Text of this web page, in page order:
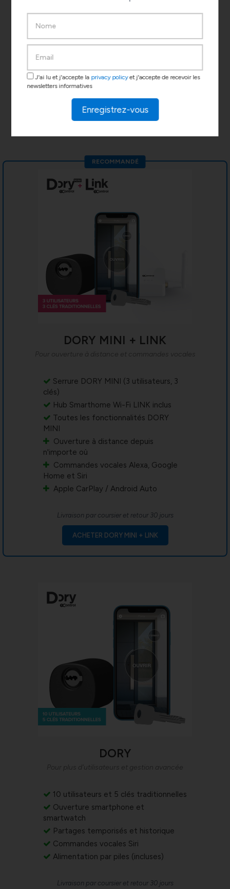
3 utilisateurs et 3 clés traditionnelles
Ouverture smartphone et
smartwatch
Alimentation par piles (incluses)
Livraison par coursier et retour 30 jours
ACHETER DORY MINI
RECOMMANDÉ
DORY MINI + LINK
Serrure DORY MINI (3 utilisateurs, 3
clés)
Hub Smarthome Wi-Fi LINK inclus
Toutes les fonctionnalités DORY
MINI
Ouverture à distance depuis
n'importe où
Commandes vocales Alexa, Google
Home et Siri
Apple CarPlay / Android Auto
Livraison par coursier et retour 30 jours
ACHETER DORY MINI + LINK
DORY
10 utilisateurs et 5 clés traditionnelles
Ouverture smartphone et
smartwatch
Partages temporisés et historique
Commandes vocales Siri
Alimentation par piles (incluses)
Livraison par coursier et retour 30 jours
J'ai lu et j'accepte la privacy policy et j'accepte de recevoir les
newsletters informatives
Enregistrez-vous